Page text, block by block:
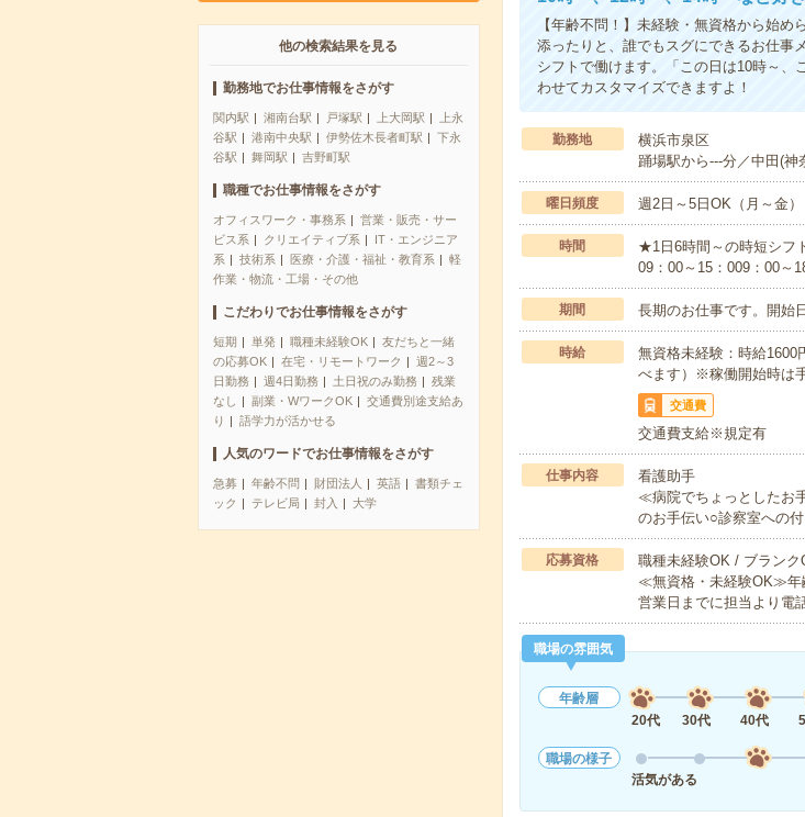
他の検索結果を見る
勤務地でお仕事情報をさがす
関内駅 湘南台駅 戸塚駅 上大岡駅
上永
谷駅
港南中央駅 伊勢佐木長者町駅
下永
谷駅
舞岡駅 吉野町駅
職種でお仕事情報をさがす
オフィスワーク・事務系
営業・販売・サー
ビス系
クリエイティブ系
IT・エンジニア
系
技術系 医療・介護・福祉・教育系
軽
作業・物流・工場・その他
こだわりでお仕事情報をさがす
短期 単発 職種未経験OK
友だちと一緒
の応募OK
在宅・リモートワーク
週2～3
日勤務
週4日勤務 土日祝のみ勤務
残業
なし
副業・WワークOK
交通費別途支給あ
り
語学力が活かせる
人気のワードでお仕事情報をさがす
急募 年齢不問 財団法人 英語
書類チェ
ック
テレビ局 封入 大学
【年齢不問！】未経験・無資格から始
添ったりと、誰でもスグにできるお仕事
シフトで働けます。「この日は10時～、
わせてカスタマイズできますよ！
勤務地
横浜市泉区
踊場駅から---分／中田(神
曜日頻度 週2日～5日OK（月～金
時間
★1日6時間～の時短シフ
09：00～15：009：00～
期間 長期のお仕事です。開
時給
無資格未経験：時給
べます）※稼働開始時は
交通費
交通費支給※規定有
仕事内容
看護助手
≪病院でちょっとしたお
のお手伝い○診察室への
応募資格
職種未経験OK / ブラン
≪無資格・未経験OK≫年
営業日までに担当より電
職場の雰囲気
年齢層
20代
30代 40代
職場の様子
活気がある